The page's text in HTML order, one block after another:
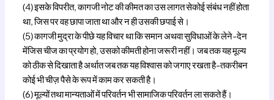
(4) इसके विपरीत, कागजी नोट की कीमत का उस लागत सेकोई संबंध नहीं होता
था, जिस पर वह छापा जाता था और न ही उसकी छपाई से।
(5) कागजी मुद्रा के पीछे यह विचार था कि समान अथवा सुविधाओं के लेने-देन
मेंजिस चीज का प्रयोग हो, उसको कीमती होना जरूरी नहीं। जब तक यह मूल्य
को ठीक से दिखाता है अर्थात जब तक यह विश्वास को जगाए रखता है-तकरीबन
कोई भी चीज़ पैसे के रूप में काम कर सकती है।
(6) मूल्यों तथा मान्यताओं में परिवर्तन भी सामाजिक परिवर्तन ला सकते हैं।